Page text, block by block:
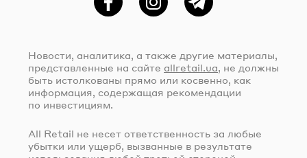
ФейсбукInstagramTelegram
Новости, аналитика, а также другие материалы,
представленные на сайте allretail.ua, не должны
быть истолкованы прямо или косвенно, как
информация, содержащая рекомендации
по инвестициям.
All Retail не несет ответственность за любые
убытки или ущерб, вызванные в результате